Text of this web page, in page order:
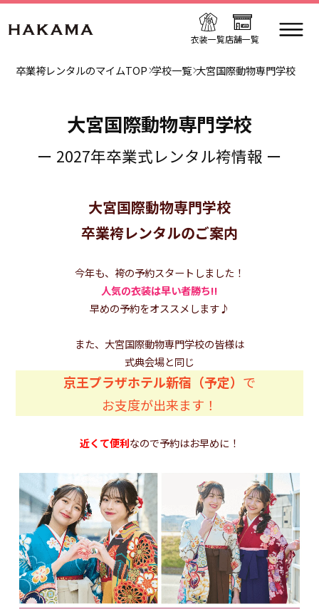
衣装一覧店舗一覧
卒業袴レンタルのマイムTOP 学校一覧 大宮国際動物専門学校
大宮国際動物専門学校
ー 2027年卒業式レンタル袴情報 ー
大宮国際動物専門学校
卒業袴レンタルのご案内
今年も、袴の予約スタートしました！
人気の衣装は早い者勝ち!!
早めの予約をオススメします♪
また、大宮国際動物専門学校の皆様は
式典会場と同じ
京王プラザホテル新宿（予定） で
お支度が出来ます！
近くて便利なので予約はお早めに！